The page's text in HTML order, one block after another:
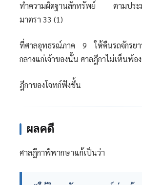
ทำความผิดฐานลักทรัพย์ ตามประ
มาตรา 33 (1)
ที่ศาลอุทธรณ์ภาค 9 ให้คืนรถจักรยา
กลางแก่เจ้าของนั้น ศาลฎีกาไม่เห็นพ้อ
ฎีกาของโจทก์ฟังขึ้น
ผลคดี
ศาลฎีกาพิพากษาแก้เป็นว่า